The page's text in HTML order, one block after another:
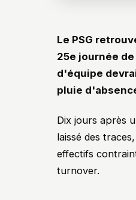
Le PSG
25e journée
d'équipe
pluie
Dix jours après
laissé des
effectifs
turnover.